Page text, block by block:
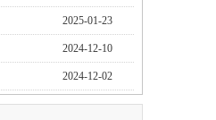
2025-01-23
2024-12-10
2024-12-02